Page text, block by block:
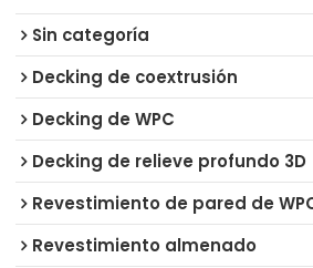
Sin categoría
Decking de coextrusión
Decking de WPC
Decking de relieve profundo 3D
Revestimiento de pared de
Revestimiento almenado